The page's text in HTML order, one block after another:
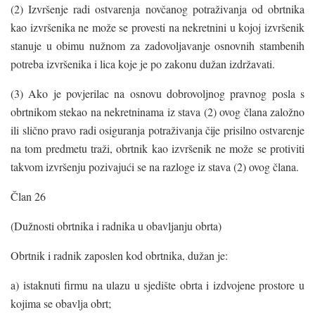
(2) Izvršenje radi ostvarenja novčanog potraživanja od obrtnika
kao izvršenika ne može se provesti na nekretnini u kojoj izvršenik
stanuje u obimu nužnom za zadovoljavanje osnovnih stambenih
potreba izvršenika i lica koje je po zakonu dužan izdržavati.
(3) Ako je povjerilac na osnovu dobrovoljnog pravnog posla s
obrtnikom stekao na nekretninama iz stava (2) ovog člana založno
ili slično pravo radi osiguranja potraživanja čije prisilno ostvarenje
na tom predmetu traži, obrtnik kao izvršenik ne može se protiviti
takvom izvršenju pozivajući se na razloge iz stava (2) ovog člana.
Član 26
(Dužnosti obrtnika i radnika u obavljanju obrta)
Obrtnik i radnik zaposlen kod obrtnika, dužan je:
a) istaknuti firmu na ulazu u sjedište obrta i izdvojene prostore u
kojima se obavlja obrt;